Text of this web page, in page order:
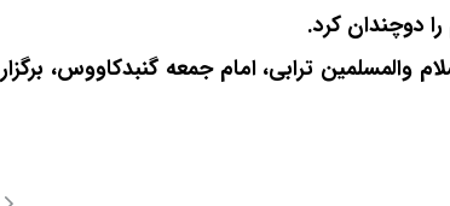
دوچندان کرد.
ترابی، امام جمعه گنبدکاووس، برگزار